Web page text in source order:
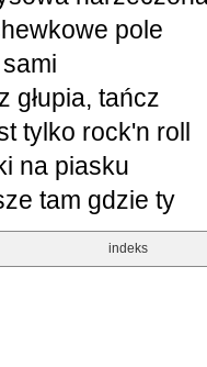
pole
głupia, tańcz
tylko rock'n roll
na piasku
tam gdzie ty
indeks